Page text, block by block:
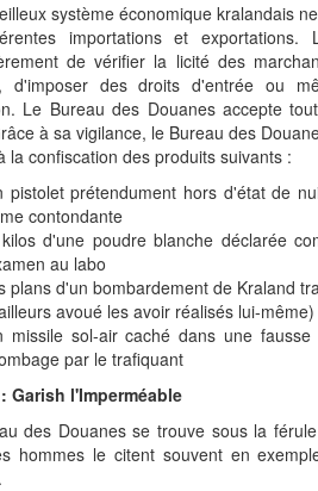
système économique kralandais
importations et
de vérifier la licité des
d'imposer des droits d'entrée ou
Le Bureau des Douanes accepte
à sa vigilance, le Bureau des
la confiscation des produits suivants :
pistolet prétendument hors d'état de
contondante
d'une poudre blanche déclarée
au labo
plans d'un bombardement de Kraland
avoué les avoir réalisés lui-même)
missile sol-air caché dans une
par le trafiquant
Garish l'Imperméable
des Douanes se trouve sous la
hommes le citent souvent en